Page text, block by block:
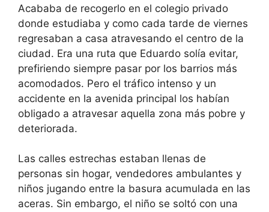
Acababa de recogerlo en el colegio privado
donde estudiaba y como cada tarde de viernes
regresaban a casa atravesando el centro de la
ciudad. Era una ruta que Eduardo solía evitar,
prefiriendo siempre pasar por los barrios más
acomodados. Pero el tráfico intenso y un
accidente en la avenida principal los habían
obligado a atravesar aquella zona más pobre y
deteriorada.
Las calles estrechas estaban llenas de
personas sin hogar, vendedores ambulantes y
niños jugando entre la basura acumulada en las
aceras. Sin embargo, el niño se soltó con una